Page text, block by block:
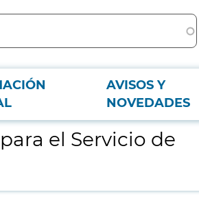
AVISOS Y
NOVEDADES
el Servicio de